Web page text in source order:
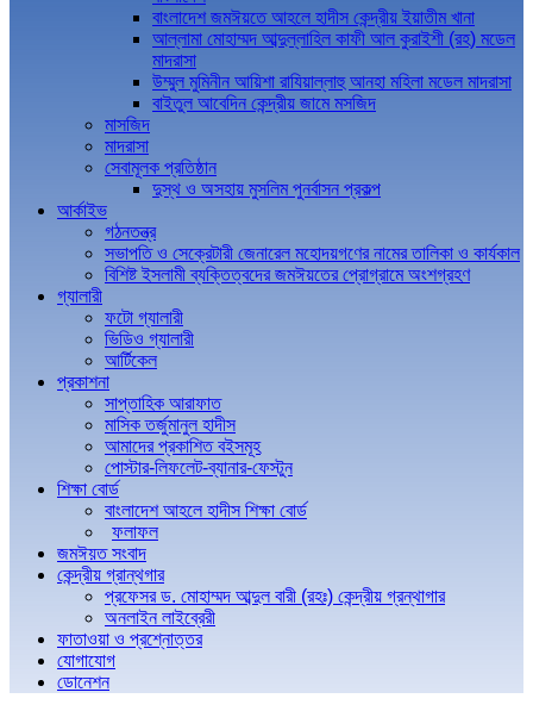
বাংলাদেশ জমঈয়তে আহলে হাদীস কেন্দ্রীয় ইয়াতীম খানা
আল্লামা মোহাম্মদ আব্দুল্লাহিল কাফী আল কুরাইশী (রহ) মডেল
মাদরাসা
উম্মুল মুমিনীন আয়িশা রাযিয়াল্লাহু আনহা মহিলা মডেল মাদরাসা
বাইতুল আবেদিন কেন্দ্রীয় জামে মসজিদ
মাসজিদ
মাদরাসা
সেবামূলক প্রতিষ্ঠান
দুস্থ ও অসহায় মুসলিম পুনর্বাসন প্রকল্প
আর্কাইভ
গঠনতন্ত্র
সভাপতি ও সেক্রেটারী জেনারেল মহোদয়গণের নামের তালিকা ও কার্যকাল
বিশিষ্ট ইসলামী ব্যক্তিত্বদের জমঈয়তের প্রোগ্রামে অংশগ্রহণ
গ্যালারী
ফটো গ্যালারী
ভিডিও গ্যালারী
আর্টিকেল
প্রকাশনা
সাপ্তাহিক আরাফাত
মাসিক তর্জুমানুল হাদীস
আমাদের প্রকাশিত বইসমূহ
পোস্টার-লিফলেট-ব্যানার-ফেস্টুন
শিক্ষা বোর্ড
বাংলাদেশ আহলে হাদীস শিক্ষা বোর্ড
ফলাফল
জমঈয়ত সংবাদ
কেন্দ্রীয় গ্রান্থগার
প্রফেসর ড. মোহাম্মদ আব্দুল বারী (রহঃ) কেন্দ্রীয় গ্রন্থাগার
অনলাইন লাইব্রেরী
ফাতাওয়া ও প্রশ্নোত্তর
যোগাযোগ
ডোনেশন